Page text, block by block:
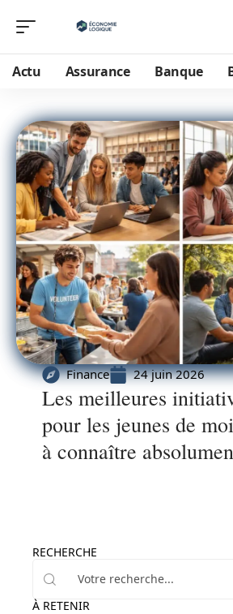
Actu Assurance Banque
Finance 24 juin 2026
Les meilleures
pour les jeunes de
à connaître
RECHERCHE
À RETENIR